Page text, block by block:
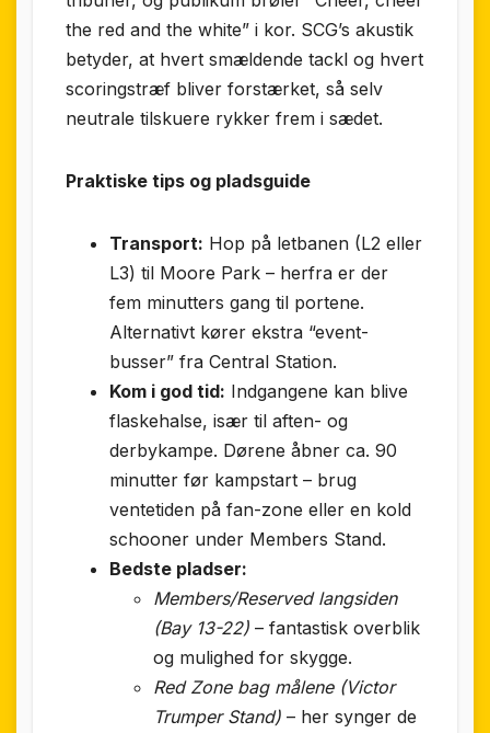
the red and the white” i kor. SCG’s akustik
betyder, at hvert smældende tackl og hvert
scoringstræf bliver forstærket, så selv
neutrale tilskuere rykker frem i sædet.
Praktiske tips og pladsguide
Transport: Hop på letbanen (L2 eller
L3) til Moore Park – herfra er der
fem minutters gang til portene.
Alternativt kører ekstra “event-
busser” fra Central Station.
Kom i god tid: Indgangene kan blive
flaskehalse, især til aften- og
derbykampe. Dørene åbner ca. 90
minutter før kampstart – brug
ventetiden på fan-zone eller en kold
schooner under Members Stand.
Bedste pladser:
Members/Reserved langsiden
(Bay 13-22) – fantastisk overblik
og mulighed for skygge.
Red Zone bag målene (Victor
Trumper Stand) – her synger de